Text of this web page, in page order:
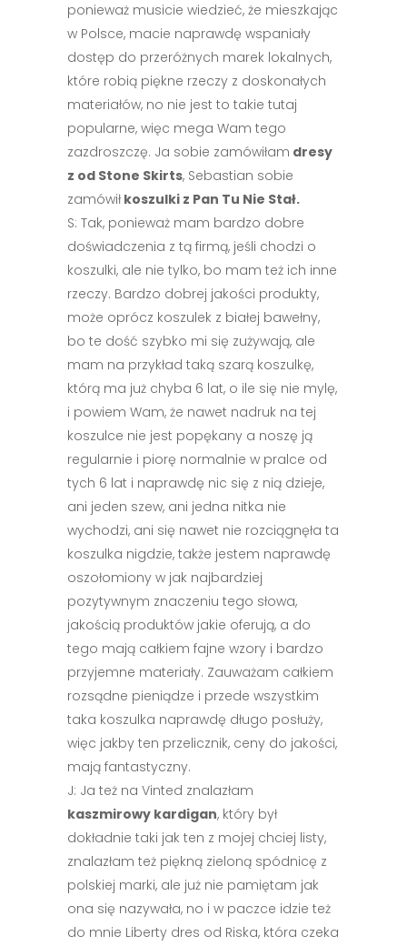
ponieważ musicie wiedzieć, że mieszkając
w Polsce, macie naprawdę wspaniały
dostęp do przeróżnych marek lokalnych,
które robią piękne rzeczy z doskonałych
materiałów, no nie jest to takie tutaj
popularne, więc mega Wam tego
zazdroszczę. Ja sobie zamówiłam dresy
z od Stone Skirts, Sebastian sobie
zamówiłkoszulki z Pan Tu Nie Stał.
S: Tak, ponieważ mam bardzo dobre
doświadczenia z tą firmą, jeśli chodzi o
koszulki, ale nie tylko, bo mam też ich inne
rzeczy. Bardzo dobrej jakości produkty,
może oprócz koszulek z białej bawełny,
bo te dość szybko mi się zużywają, ale
mam na przykład taką szarą koszulkę,
którą ma już chyba 6 lat, o ile się nie mylę,
i powiem Wam, że nawet nadruk na tej
koszulce nie jest popękany a noszę ją
regularnie i piorę normalnie w pralce od
tych 6 lat i naprawdę nic się z nią dzieje,
ani jeden szew, ani jedna nitka nie
wychodzi, ani się nawet nie rozciągnęła ta
koszulka nigdzie, także jestem naprawdę
oszołomiony w jak najbardziej
pozytywnym znaczeniu tego słowa,
jakością produktów jakie oferują, a do
tego mają całkiem fajne wzory i bardzo
przyjemne materiały. Zauważam całkiem
rozsądne pieniądze i przede wszystkim
taka koszulka naprawdę długo posłuży,
więc jakby ten przelicznik, ceny do jakości,
mają fantastyczny.
J: Ja też na Vinted znalazłam
kaszmirowy kardigan, który był
dokładnie taki jak ten z mojej chciej listy,
znalazłam też piękną zieloną spódnicę z
polskiej marki, ale już nie pamiętam jak
ona się nazywała, no i w paczce idzie też
do mnie Liberty dres od Riska, która czeka